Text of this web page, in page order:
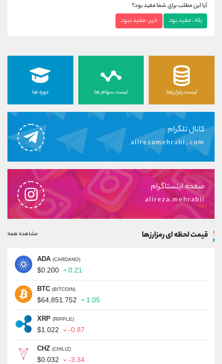
آیا این مطلب برای شما مفید بود؟
بله ، مفید بود خیر ، مفید نبود
لیست رمزارزها لیست سهام ها دوره ها
کانال تلگرام
alirezamehrabi_com
صفحه اینستاگرام
alireza.mehrabii
قیمت لحظه ای رمزارزها مشاهده همه
ADA (CARDANO)
$0.200 0.21
BTC (BITCOIN)
$64,851.752 1.05
XRP (RIPPLE)
$1.022 -0.87
CHZ (CHILIZ)
$0.032 -3.34